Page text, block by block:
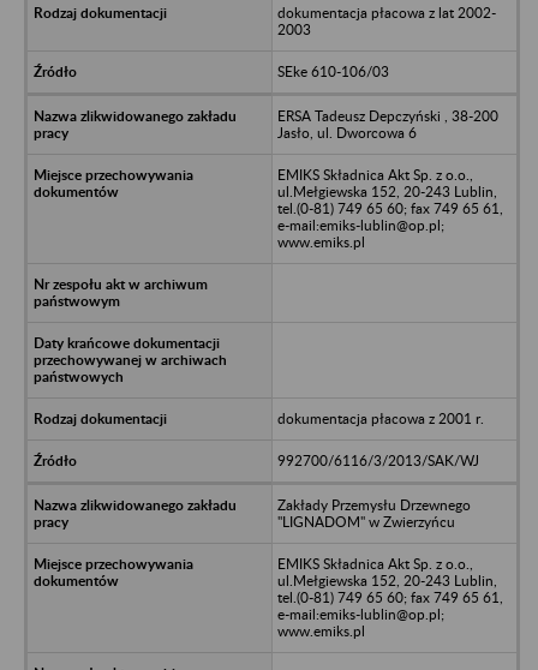
dokumentacja płacowa z lat 2002-
2003
SEke 610-106/03
ERSA Tadeusz Depczyński , 38-200
Jasło, ul. Dworcowa 6
EMIKS Składnica Akt Sp. z o.o.,
ul.Mełgiewska 152, 20-243 Lublin,
tel.(0-81) 749 65 60; fax 749 65 61,
e-mail:emiks-lublin@op.pl;
www.emiks.pl
dokumentacja płacowa z 2001 r.
992700/6116/3/2013/SAK/WJ
Zakłady Przemysłu Drzewnego
"LIGNADOM" w Zwierzyńcu
EMIKS Składnica Akt Sp. z o.o.,
ul.Mełgiewska 152, 20-243 Lublin,
tel.(0-81) 749 65 60; fax 749 65 61,
e-mail:emiks-lublin@op.pl;
www.emiks.pl